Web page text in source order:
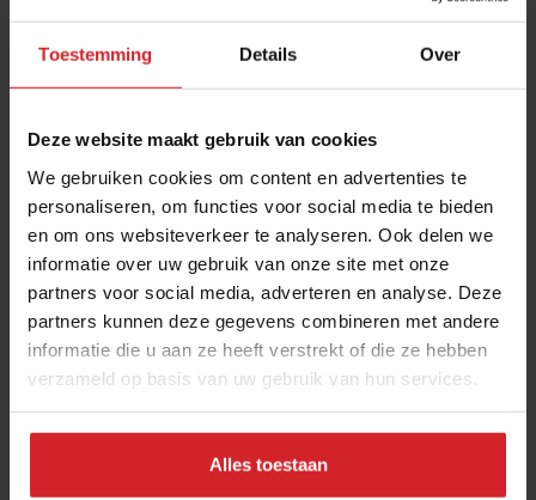
Toestemming Details Over
Deze website maakt gebruik van cookies
We gebruiken cookies om content en advertenties te
personaliseren, om functies voor social media te bieden
en om ons websiteverkeer te analyseren. Ook delen we
informatie over uw gebruik van onze site met onze
partners voor social media, adverteren en analyse. Deze
partners kunnen deze gegevens combineren met andere
informatie die u aan ze heeft verstrekt of die ze hebben
verzameld op basis van uw gebruik van hun services.
Alles toestaan
Vlog van Rico Verhoeven over ondernemen in
coronatijd
Op 6 maart je restaurant openen, en op 15 maart weer sluiten
4 juni 2020 | 5:46